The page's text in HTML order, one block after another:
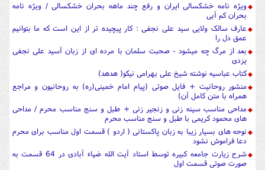
ویژه نامه خشکسالی ایران و رفع چند ماهه بحران خشکسالی / ویژه نامه
بحران کم آبی
عارف سالک ولایی سید علی نجفی : کار پیچیده تر از این است که ما بتوانیم
عمق دل را
بعد از مرگ چه میشود - صحبت سلمان با مرده ای از زبان آسید علی نجفی
یزدی
کتاب عباسیه نوشته شیخ علی بهرامی نیکو( هدهد)
منشور روحانیت + فایل صوتی (پیام امام خمینی(ره) به روحانیون و مراجع
همراه با متن کامل آن)
مداحی مناسب سینه زنی و زنجیر زنی + طبل و سنج مناسب محرم / مداحی
های محمود کریمی با طبل و سنج مناسب محرم
نوحه های بسیار زیبا به زبان پاکستانی ( اردو ) قسمت اول مناسب برای محرم
دعا فراموش نشود
شرح زیارت جامعه کبیره توسط استاد آیت الله ضیاء آبادی در 64 قسمت به
صورت صوتی قسمت اول